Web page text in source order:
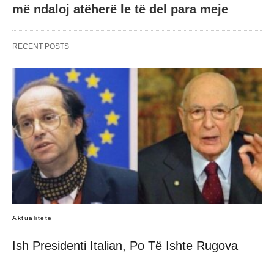
më ndaloj atëherë le të del para meje
RECENT POSTS
Aktualitete
Ish Presidenti Italian, Po Të Ishte Rugova